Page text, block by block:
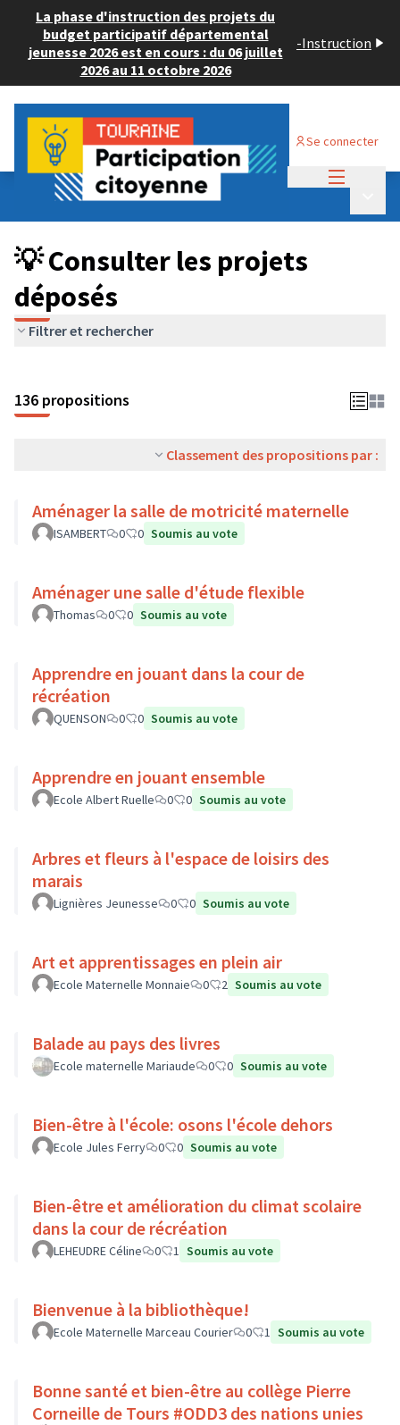
La phase d'instruction des projets du
budget participatif départemental
jeunesse 2026 est en cours : du 06 juillet
2026 au 11 octobre 2026
-Instruction
Se connecter
Budget Participatif JEUNESSE 2024
💡 Consulter les projets déposés
💡 Consulter les projets
déposés
Filtrer et rechercher
136 propositions
Classement des propositions par :
Aménager la salle de motricité maternelle
ISAMBERT 0 0 Soumis au vote
Aménager une salle d'étude flexible
Thomas 0 0 Soumis au vote
Apprendre en jouant dans la cour de
récréation
QUENSON 0 0 Soumis au vote
Apprendre en jouant ensemble
Ecole Albert Ruelle 0 0 Soumis au vote
Arbres et fleurs à l'espace de loisirs des
marais
Lignières Jeunesse 0 0 Soumis au vote
Art et apprentissages en plein air
Ecole Maternelle Monnaie 0 2 Soumis au vote
Balade au pays des livres
Ecole maternelle Mariaude 0 0 Soumis au vote
Bien-être à l'école: osons l'école dehors
Ecole Jules Ferry 0 0 Soumis au vote
Bien-être et amélioration du climat scolaire
dans la cour de récréation
LEHEUDRE Céline 0 1 Soumis au vote
Bienvenue à la bibliothèque!
Ecole Maternelle Marceau Courier 0 1 Soumis au vote
Bonne santé et bien-être au collège Pierre
Corneille de Tours #ODD3 des nations unies